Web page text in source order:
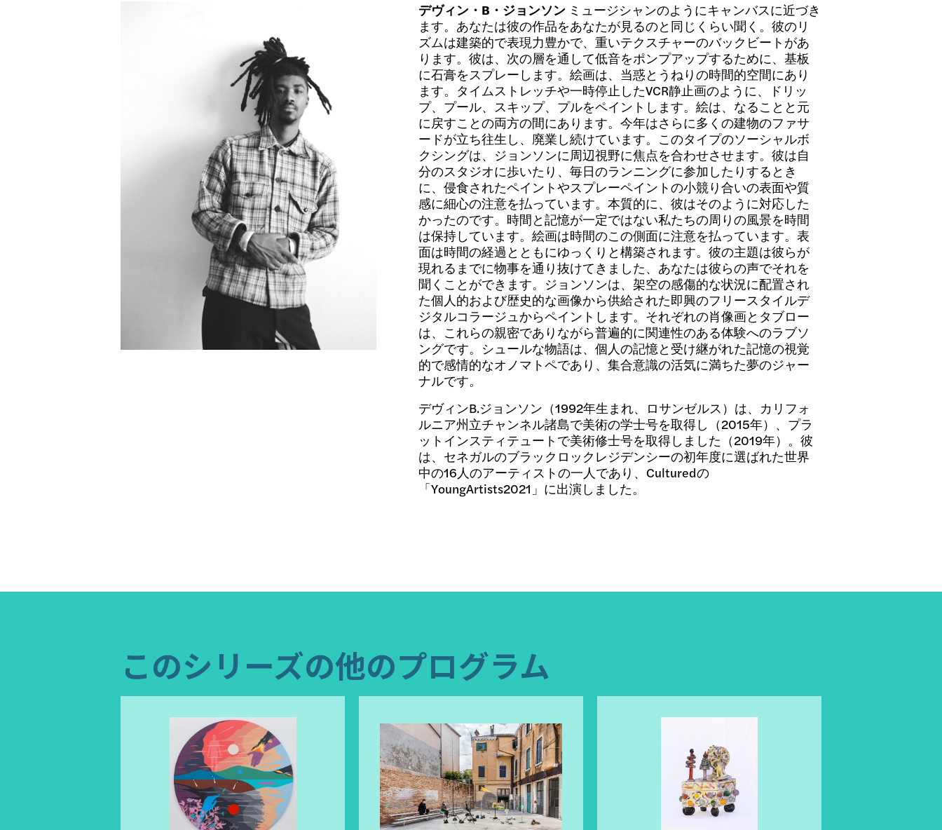
デヴィン・B・ジョンソン ミュージシャンのようにキャンバスに近づき
ます。あなたは彼の作品をあなたが見るのと同じくらい聞く。彼のリ
ズムは建築的で表現力豊かで、重いテクスチャーのバックビートがあ
ります。彼は、次の層を通して低音をポンプアップするために、基板
に石膏をスプレーします。絵画は、当惑とうねりの時間的空間にあり
ます。タイムストレッチや一時停止したVCR静止画のように、ドリッ
プ、プール、スキップ、プルをペイントします。絵は、なることと元
に戻すことの両方の間にあります。今年はさらに多くの建物のファサ
ードが立ち往生し、廃業し続けています。このタイプのソーシャルボ
クシングは、ジョンソンに周辺視野に焦点を合わせさせます。彼は自
分のスタジオに歩いたり、毎日のランニングに参加したりするとき
に、侵食されたペイントやスプレーペイントの小競り合いの表面や質
感に細心の注意を払っています。本質的に、彼はそのように対応した
かったのです。時間と記憶が一定ではない私たちの周りの風景を時間
は保持しています。絵画は時間のこの側面に注意を払っています。表
面は時間の経過とともにゆっくりと構築されます。彼の主題は彼らが
現れるまでに物事を通り抜けてきました、あなたは彼らの声でそれを
聞くことができます。ジョンソンは、架空の感傷的な状況に配置され
た個人的および歴史的な画像から供給された即興のフリースタイルデ
ジタルコラージュからペイントします。それぞれの肖像画とタブロー
は、これらの親密でありながら普遍的に関連性のある体験へのラブソ
ングです。シュールな物語は、個人の記憶と受け継がれた記憶の視覚
的で感情的なオノマトペであり、集合意識の活気に満ちた夢のジャー
ナルです。
デヴィンB.ジョンソン（1992年生まれ、ロサンゼルス）は、カリフォ
ルニア州立チャンネル諸島で美術の学士号を取得し（2015年）、プラ
ットインスティテュートで美術修士号を取得しました（2019年）。彼
は、セネガルのブラックロックレジデンシーの初年度に選ばれた世界
中の16人のアーティストの一人であり、Culturedの
「YoungArtists2021」に出演しました。
このシリーズの他のプログラム